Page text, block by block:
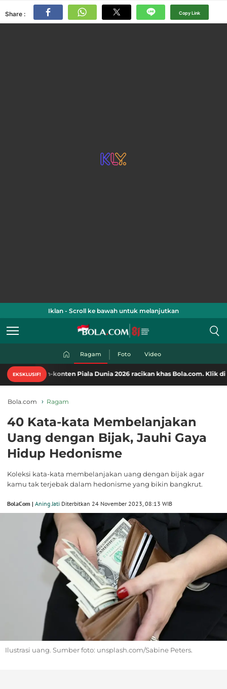
Share : Copy Link
Iklan - Scroll ke bawah untuk melanjutkan
Ragam Foto Video
EKSKLUSIF!
konten Piala Dunia 2026 racikan khas Bola.com. Klik di sini!
Bola.com Ragam
40 Kata-kata Membelanjakan
Uang dengan Bijak, Jauhi Gaya
Hidup Hedonisme
Koleksi kata-kata membelanjakan uang dengan bijak agar
kamu tak terjebak dalam hedonisme yang bikin bangkrut.
BolaCom | Aning Jati Diterbitkan 24 November 2023, 08:13 WIB
Ilustrasi uang. Sumber foto: unsplash.com/Sabine Peters.